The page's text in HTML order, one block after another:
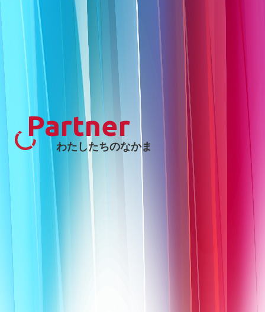
Partner
わたしたちのなかま